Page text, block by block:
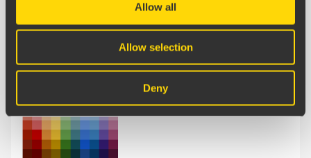
Allow all
Allow selection
Deny